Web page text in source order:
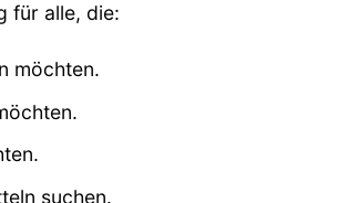
für alle, die:
möchten.
suchen.